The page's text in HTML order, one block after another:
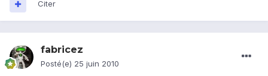
Citer
fabricez
Posté(e) 25 juin 2010